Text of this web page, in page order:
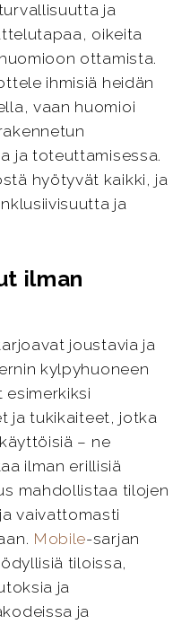
ja
oikeita
ottamista.
ihmisiä heidän
vaan huomioi
ja toteuttamisessa.
hyötyvät kaikki, ja
ja
ilman
joustavia ja
kylpyhuoneen
esimerkiksi
ja tukikaiteet, jotka
– ne
ilman erillisiä
mahdollistaa tilojen
vaivattomasti
Mobile-sarjan
tiloissa,
ja
ja